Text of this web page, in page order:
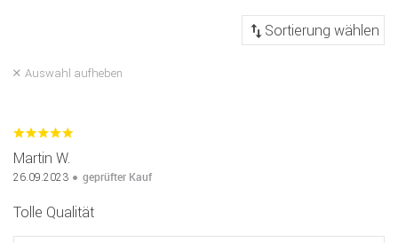
Auswahl aufheben
Martin W.
26.09.2023 geprüfter Kauf
Tolle Qualität